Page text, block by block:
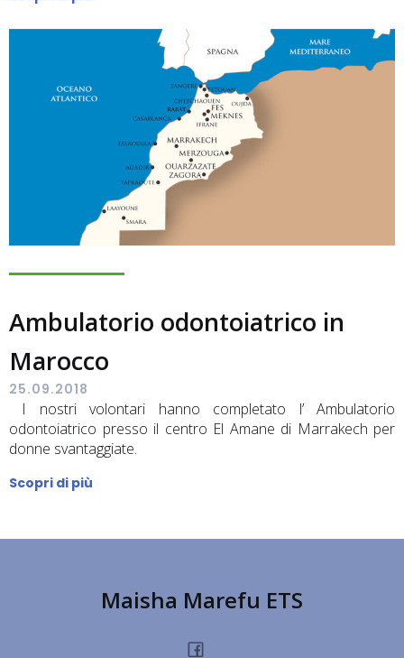
Ambulatorio odontoiatrico in
Marocco
25.09.2018
I nostri volontari hanno completato l’ Ambulatorio
odontoiatrico presso il centro El Amane di Marrakech per
donne svantaggiate.
Scopri di più
Maisha Marefu ETS